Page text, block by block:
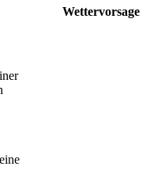
Wettervorsage